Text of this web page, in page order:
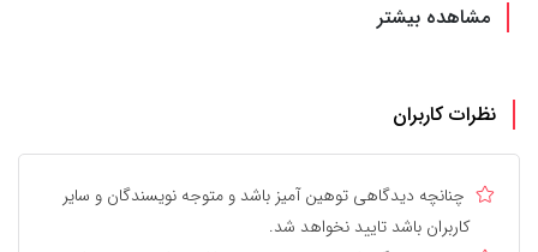
مشاهده بیشتر
نظرات کاربران
چنانچه دیدگاهی توهین آمیز باشد و متوجه نویسندگان و سایر
کاربران باشد تایید نخواهد شد.